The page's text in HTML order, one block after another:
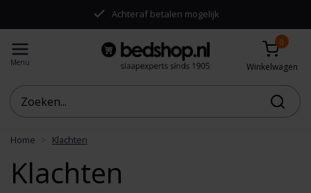
Achteraf betalen mogelijk
Menu
0
Winkelwagen
Home Klachten
Klachten